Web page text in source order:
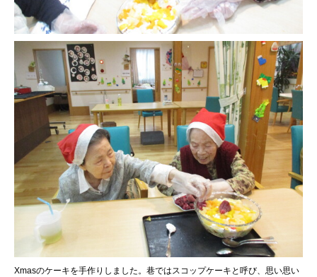
Xmasのケーキを手作りしました。巷ではスコップケーキと呼び、思い思い